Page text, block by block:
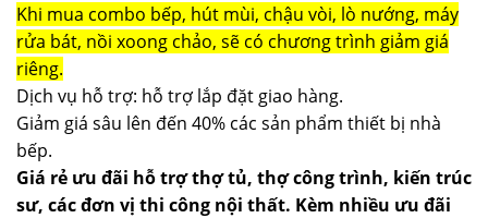
Khi mua combo bếp, hút mùi, chậu vòi, lò nướng, máy
rửa bát, nồi xoong chảo, sẽ có chương trình giảm giá
riêng.
Dịch vụ hỗ trợ: hỗ trợ lắp đặt giao hàng.
Giảm giá sâu lên đến 40% các sản phẩm thiết bị nhà
bếp.
Giá rẻ ưu đãi hỗ trợ thợ tủ, thợ công trình, kiến trúc
sư, các đơn vị thi công nội thất. Kèm nhiều ưu đãi